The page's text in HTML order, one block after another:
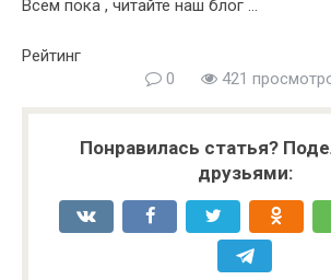
Всем пока , читайте наш блог …
Рейтинг
0
421
Понравилась статья?
друзьями: